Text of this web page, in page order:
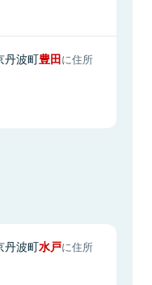
丹波町豊田に住所
丹波町水戸に住所